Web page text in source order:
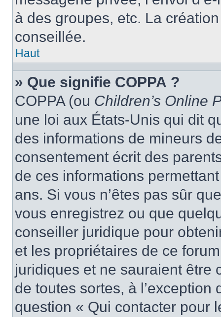
à des groupes, etc. La
conseillée.
Haut
» Que signifie COPPA ?
COPPA (ou Children’s Online
une loi aux États-Unis qui dit
des informations de mineurs
consentement écrit des
de ces informations
ans. Si vous n’êtes pas sûr
vous enregistrez ou que
conseiller juridique pour
et les propriétaires de ce
juridiques et ne sauraient être
de toutes sortes, à
question « Qui contacter pour